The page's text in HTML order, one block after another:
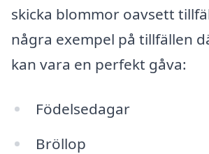
skicka blommor oavsett
några exempel på tillfällen
kan vara en perfekt gåva:
Födelsedagar
Bröllop